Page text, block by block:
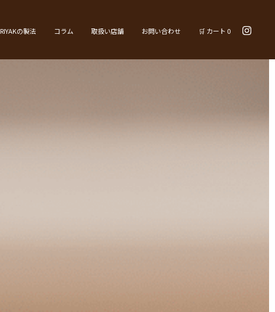
RIYAKの製法 コラム 取扱い店舗 お問い合わせ 🛒 カート 0